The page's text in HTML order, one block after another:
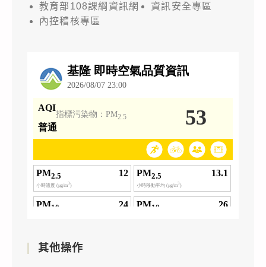
教育部108課綱資訊網
資訊安全專區
內控稽核專區
其他操作